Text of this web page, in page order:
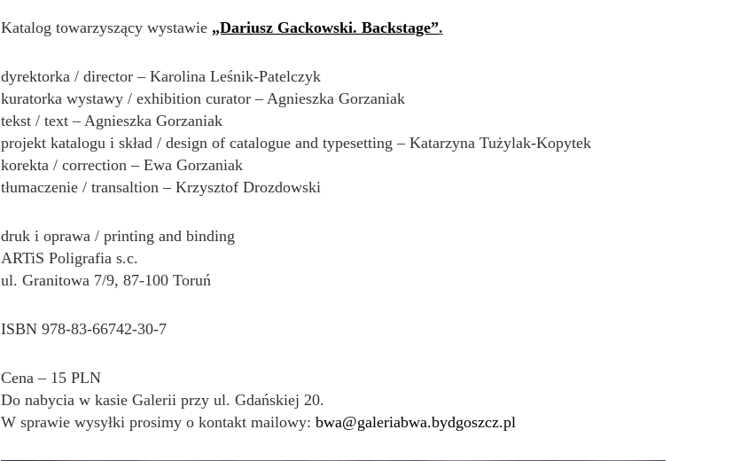
Katalog towarzyszący wystawie „Dariusz Gackowski. Backstage”.
dyrektorka / director – Karolina Leśnik-Patelczyk
kuratorka wystawy / exhibition curator – Agnieszka Gorzaniak
tekst / text – Agnieszka Gorzaniak
projekt katalogu i skład / design of catalogue and typesetting – Katarzyna Tużylak-Kopytek
korekta / correction – Ewa Gorzaniak
tłumaczenie / transaltion – Krzysztof Drozdowski
druk i oprawa / printing and binding
ARTiS Poligrafia s.c.
ul. Granitowa 7/9, 87-100 Toruń
ISBN 978-83-66742-30-7
Cena – 15 PLN
Do nabycia w kasie Galerii przy ul. Gdańskiej 20.
W sprawie wysyłki prosimy o kontakt mailowy: bwa@galeriabwa.bydgoszcz.pl